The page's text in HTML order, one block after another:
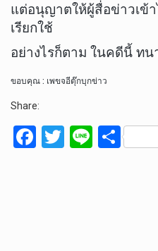
แต่อนุญาตให้ผู้สื่อข่าวเข้
เรียกใช้
อย่างไรก็ตาม ในคดีนี้ ทน
ขอบคุณ : เพขจอีตุ๊กบุกข่าว
Share:
F
T
Li S